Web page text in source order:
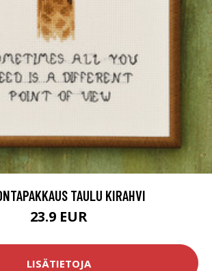
TAULU KIRAHVI
23.9 EUR
LISÄTIETOJA